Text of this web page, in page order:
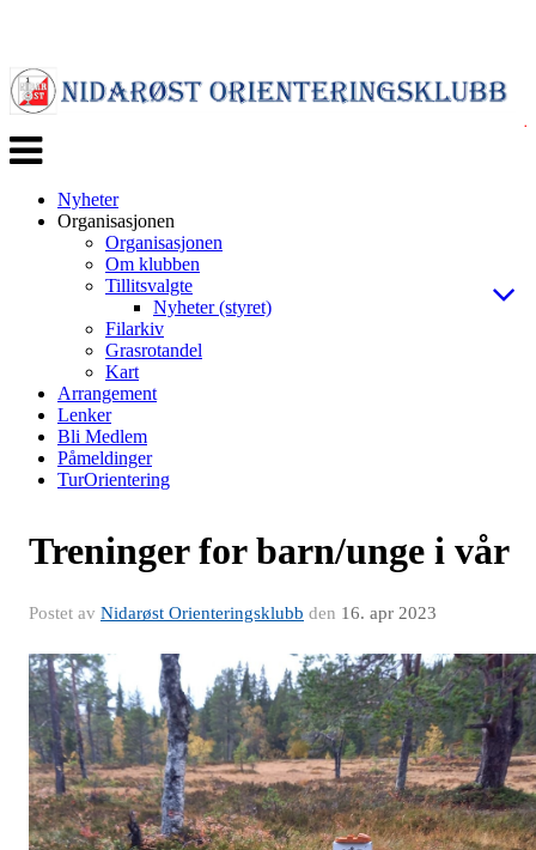
Veksle
navigasjon
Nyheter
Organisasjonen
Organisasjonen
Om klubben
Tillitsvalgte
Nyheter (styret)
Filarkiv
Grasrotandel
Kart
Arrangement
Lenker
Bli Medlem
Påmeldinger
TurOrientering
Treninger for barn/unge i vår
Postet av Nidarøst Orienteringsklubb den 16. apr 2023